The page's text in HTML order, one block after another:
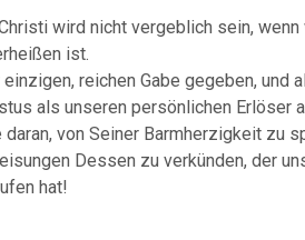
wird nicht vergeblich sein, wenn
ist.
reichen Gabe gegeben, und
als unseren persönlichen Erlöser
von Seiner Barmherzigkeit zu
Dessen zu verkünden, der
hat!